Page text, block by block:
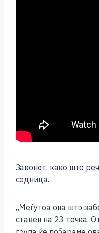
Законот, како што
седница.
„Меѓутоа она што
ставен на 23 точка.